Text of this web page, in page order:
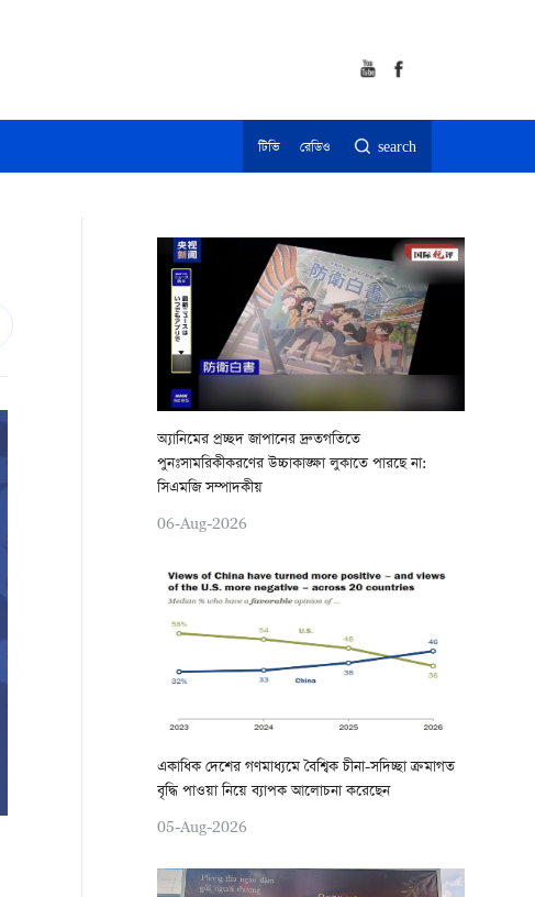
টিভি রেডিও search
অ্যানিমের প্রচ্ছদ জাপানের দ্রুতগতিতে
পুনঃসামরিকীকরণের উচ্চাকাঙ্ক্ষা লুকাতে পারছে না:
সিএমজি সম্পাদকীয়
06-Aug-2026
একাধিক দেশের গণমাধ্যমে বৈশ্বিক চীনা-সদিচ্ছা ক্রমাগত
বৃদ্ধি পাওয়া নিয়ে ব্যাপক আলোচনা করেছেন
05-Aug-2026